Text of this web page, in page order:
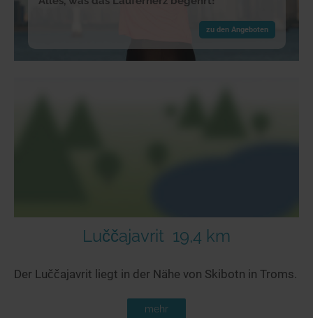
zu den Angeboten
Luččajavrit 19,4 km
Der Luččajavrit liegt in der Nähe von Skibotn in Troms.
mehr